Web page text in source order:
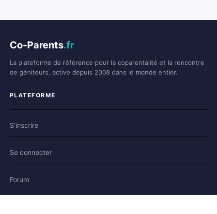
Co-Parents.fr
La plateforme de référence pour la coparentalité et la rencontre
de géniteurs, active depuis 2008 dans le monde entier.
PLATEFORME
S'inscrire
Se connecter
Forum